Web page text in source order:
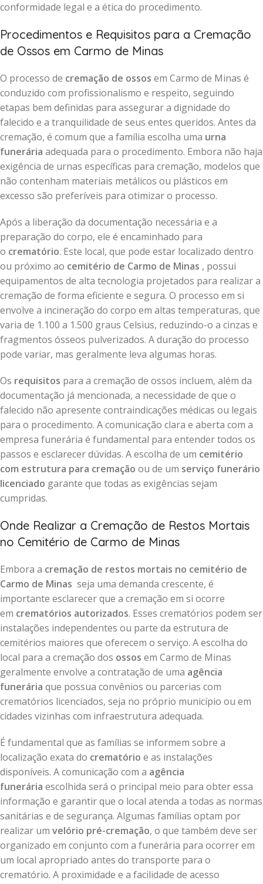
conformidade legal e a ética do procedimento.
Procedimentos e Requisitos para a Cremação
de Ossos em Carmo de Minas
O processo de cremação de ossos em Carmo de Minas é
conduzido com profissionalismo e respeito, seguindo
etapas bem definidas para assegurar a dignidade do
falecido e a tranquilidade de seus entes queridos. Antes da
cremação, é comum que a família escolha uma urna
funerária adequada para o procedimento. Embora não haja
exigência de urnas específicas para cremação, modelos que
não contenham materiais metálicos ou plásticos em
excesso são preferíveis para otimizar o processo.
Após a liberação da documentação necessária e a
preparação do corpo, ele é encaminhado para
o crematório. Este local, que pode estar localizado dentro
ou próximo ao cemitério de Carmo de Minas , possui
equipamentos de alta tecnologia projetados para realizar a
cremação de forma eficiente e segura. O processo em si
envolve a incineração do corpo em altas temperaturas, que
varia de 1.100 a 1.500 graus Celsius, reduzindo-o a cinzas e
fragmentos ósseos pulverizados. A duração do processo
pode variar, mas geralmente leva algumas horas.
Os requisitos para a cremação de ossos incluem, além da
documentação já mencionada, a necessidade de que o
falecido não apresente contraindicações médicas ou legais
para o procedimento. A comunicação clara e aberta com a
empresa funerária é fundamental para entender todos os
passos e esclarecer dúvidas. A escolha de um cemitério
com estrutura para cremação ou de um serviço funerário
licenciado garante que todas as exigências sejam
cumpridas.
Onde Realizar a Cremação de Restos Mortais
no Cemitério de Carmo de Minas
Embora a cremação de restos mortais no cemitério de
Carmo de Minas seja uma demanda crescente, é
importante esclarecer que a cremação em si ocorre
em crematórios autorizados. Esses crematórios podem ser
instalações independentes ou parte da estrutura de
cemitérios maiores que oferecem o serviço. A escolha do
local para a cremação dos ossos em Carmo de Minas
geralmente envolve a contratação de uma agência
funerária que possua convênios ou parcerias com
crematórios licenciados, seja no próprio município ou em
cidades vizinhas com infraestrutura adequada.
É fundamental que as famílias se informem sobre a
localização exata do crematório e as instalações
disponíveis. A comunicação com a agência
funerária escolhida será o principal meio para obter essa
informação e garantir que o local atenda a todas as normas
sanitárias e de segurança. Algumas famílias optam por
realizar um velório pré-cremação, o que também deve ser
organizado em conjunto com a funerária para ocorrer em
um local apropriado antes do transporte para o
crematório. A proximidade e a facilidade de acesso